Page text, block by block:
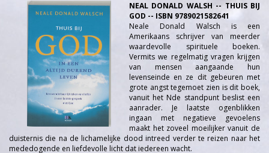
NEAL DONALD WALSH -- THUIS BIJ
GOD -- ISBN 9789021582641
Neale Donald Walsch is een
Amerikaans schrijver van meerder
waardevolle spirituele boeken.
Vermits we regelmatig vragen krijgen
van mensen aangaande hun
levenseinde en ze dit gebeuren met
grote angst tegemoet zien is dit boek,
vanuit het Nde standpunt beslist een
aanrader. Je laatste ogenblikken
ingaan met negatieve gevoelens
maakt het zoveel moeilijker vanuit de
duisternis die na de lichamelijke dood intreed verder te reizen naar het
mededogende en liefdevolle licht dat iedereen wacht.